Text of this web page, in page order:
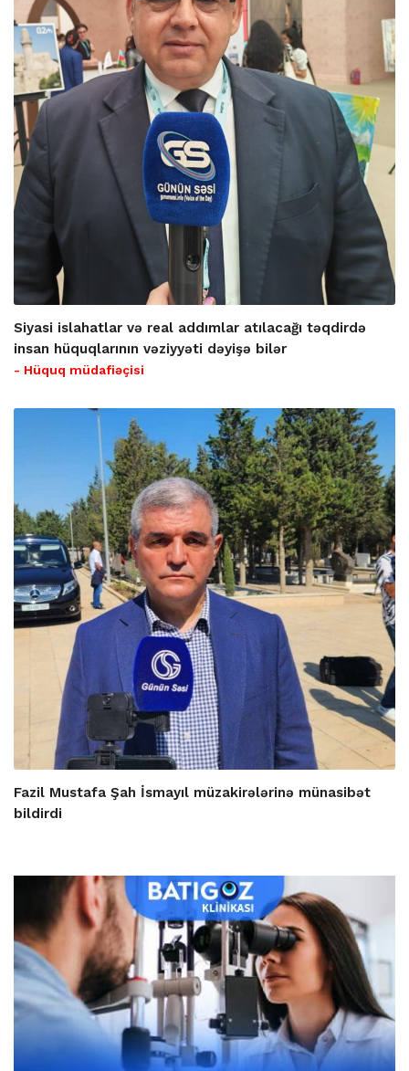
Siyasi islahatlar və real addımlar atılacağı təqdirdə
insan hüquqlarının vəziyyəti dəyişə bilər
- Hüquq müdafiəçisi
Fazil Mustafa Şah İsmayıl müzakirələrinə münasibət
bildirdi